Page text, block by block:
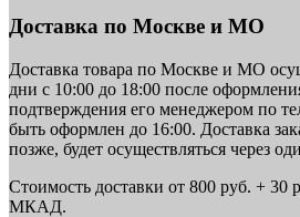
Доставка по Москве и МО
Доставка товара по Москве и МО
дни с 10:00 до 18:00 после
подтверждения его менеджером по
быть оформлен до 16:00. Доставка
позже, будет осуществляться через
Стоимость доставки от 800 руб. + 30
МКАД.